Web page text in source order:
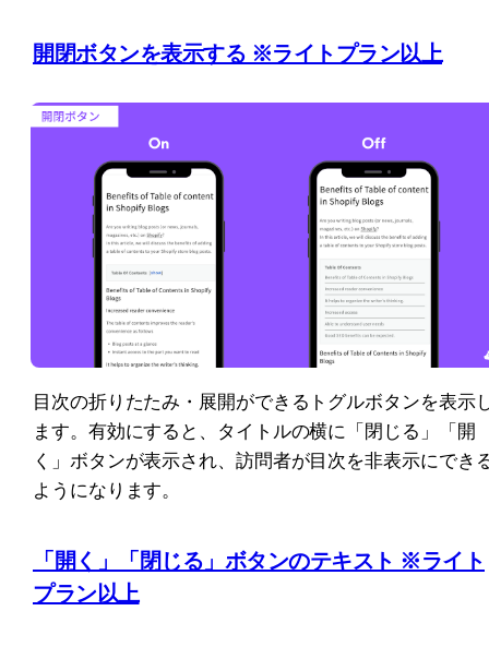
開閉ボタンを表示する ※ライトプラン以上
目次の折りたたみ・展開ができるトグルボタンを表示
ます。有効にすると、タイトルの横に「閉じる」「開
く」ボタンが表示され、訪問者が目次を非表示にでき
ようになります。
「開く」「閉じる」ボタンのテキスト ※ライト
プラン以上